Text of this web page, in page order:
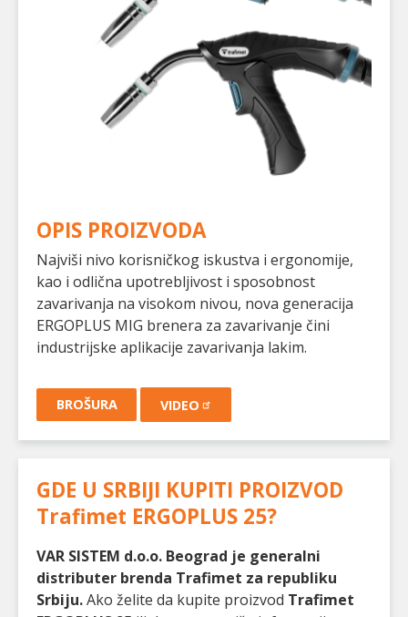
OPIS PROIZVODA
Najviši nivo korisničkog iskustva i ergonomije,
kao i odlična upotrebljivost i sposobnost
zavarivanja na visokom nivou, nova generacija
ERGOPLUS MIG brenera za zavarivanje čini
industrijske aplikacije zavarivanja lakim.
BROŠURA VIDEO
GDE U SRBIJI KUPITI PROIZVOD
Trafimet ERGOPLUS 25?
VAR SISTEM d.o.o. Beograd je generalni
distributer brenda Trafimet za republiku
Srbiju.Ako želite da kupite proizvod Trafimet